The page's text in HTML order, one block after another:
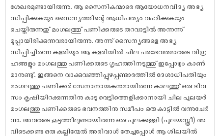
ശേഖരമുണ്ടായിരുന്നു. ആ സൈനികന്മാരെ ആയോധനവിദ്യ അഭ്യ
സിപ്പിക്കുകയും സൈന്യത്തിന്റെ ആധിപത്യം വഹിക്കുകയും
ചെയ്തിരുന്നതു് മംഗലത്തു് പണിക്കരുടെ തറവാട്ടിൽ അന്നന്നു്
മൂപ്പായിരിക്കുന്നവരായിരുന്നു. അന്നു് സൈന്യങ്ങളെ അഭ്യ
സിപ്പിച്ചിരുന്ന കളരിയും ആ കളരിയിൽ ചില പരദേവതമാരുടെ വിഗ്ര
ഹങ്ങളും മംഗലത്തു പണിക്കരുടെ ഗൃഹത്തിനടുത്തു് ഇപ്പോഴും കാൺ
മാനുണ്ടു്. ഇങ്ങനെ വാക്കുവഞ്ഞിപ്പുഴപ്പണ്ടാരത്തിൽ ദേശാധിപതിയും
മംഗലത്തു പണിക്കർ സേനാനായകനുമായിരുന്ന കാലത്തു് ഒരു ദിവ
സം കൃ‌ഷിയിറക്കുന്നതിനു കാടു വെട്ടിത്തെളിക്കാനായി ചില പുലയർ
മംഗലത്തു പണിക്കരുടെ ഭവനത്തിനു സമീപം ഒരു കാട്ടിൽ വന്നുചേർ
ന്നു. അവരുടെ കൂട്ടത്തിലുണ്ടായിരുന്ന ഒരു പുലക്കള്ളി (പുലയസ്ത്രീ) അ
വിടെക്കണ്ട ഒരു കല്ലിന്മേൽ അരിവാൾ തേച്ചപ്പോൾ ആ ശിലയിൽ